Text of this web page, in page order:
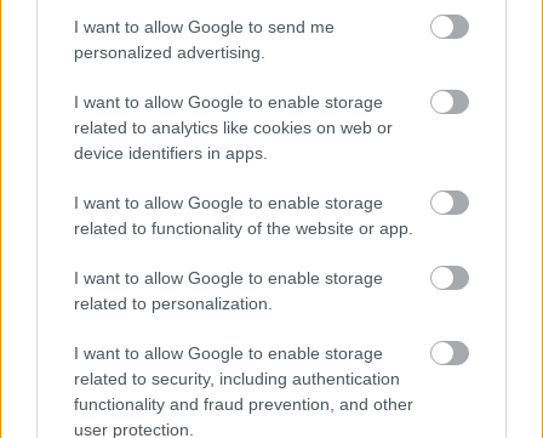
I want to allow Google to send me
personalized advertising.
I want to allow Google to enable storage
related to analytics like cookies on web or
device identifiers in apps.
I want to allow Google to enable storage
related to functionality of the website or app.
I want to allow Google to enable storage
related to personalization.
I want to allow Google to enable storage
related to security, including authentication
functionality and fraud prevention, and other
user protection.
után
„Nagyon izgalmas végre ténylegesen megérkezni
a Cadillac Forma–1-es csapatához, ugyanis fontos
projektbe kapcsolódom be, amely most indul el a
várom, hogy a tapasztalatommal hozzátegyek
ahhoz az építkezéshez, amelynek most már én is
teljes jogú része vagyok” – mondta, majd arra is
kitért, mennyire különleges érzés volt először